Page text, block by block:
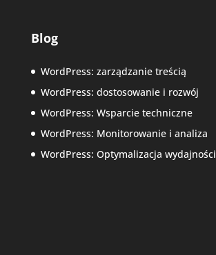
Blog
WordPress: zarządzanie treścią
WordPress: dostosowanie i rozwój
WordPress: Wsparcie techniczne
WordPress: Monitorowanie i analiza
WordPress: Optymalizacja wydajności